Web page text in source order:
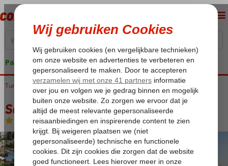
Pakketgarantie
Home
Turkije Turkse Riviera Belek Sensimar Resort
Sensimar Resort
All Inclusive-Hotel